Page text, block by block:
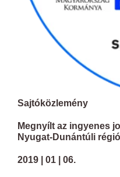
Sajtóközlemény
Megnyílt az ingyenes
Nyugat-Dunántúli
2019 | 01 | 06.